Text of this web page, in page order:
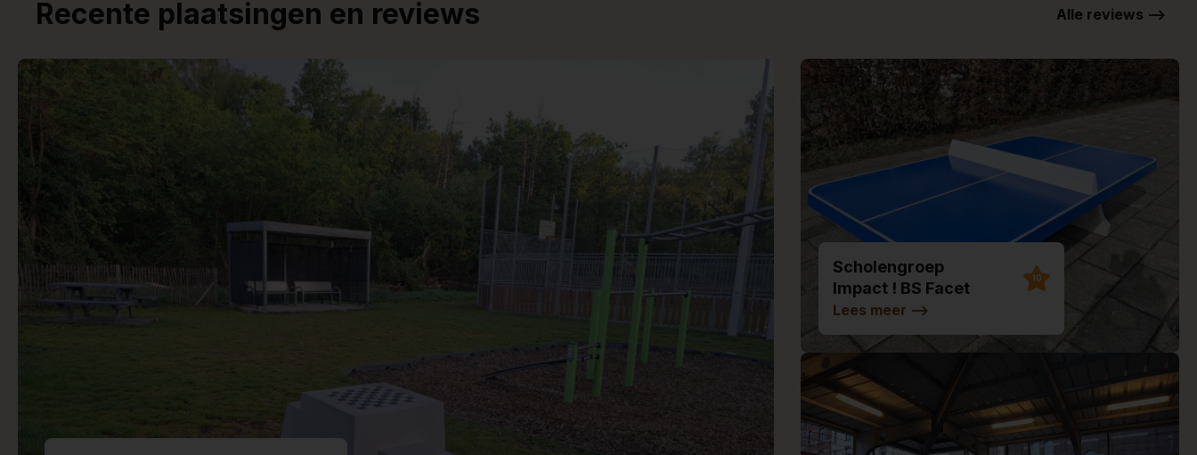
Recente plaatsingen en reviews Alle reviews -->
Scholengroep
Impact ! BS Facet
10
Lees meer -->